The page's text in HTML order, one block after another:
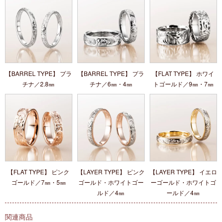
【BARREL TYPE】 プラ
チナ／2.8㎜
【BARREL TYPE】 プラ
チナ／6㎜・4㎜
【FLAT TYPE】 ホワイ
トゴールド／9㎜・7㎜
【FLAT TYPE】 ピンク
ゴールド／7㎜・5㎜
【LAYER TYPE】 ピンク
ゴールド・ホワイトゴー
ルド／4㎜
【LAYER TYPE】 イエロ
ーゴールド・ホワイトゴ
ールド／4㎜
関連商品